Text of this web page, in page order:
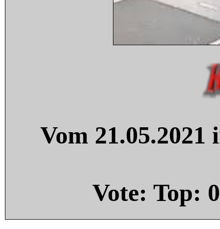
Vom
Vote: Top: 0